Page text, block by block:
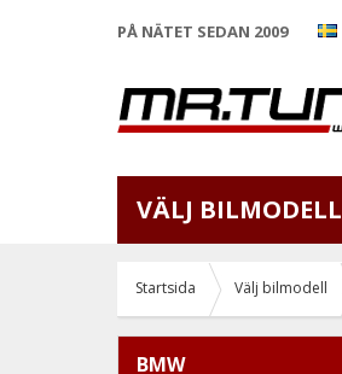
PÅ NÄTET SEDAN 2009
VÄLJ BILMODELL
Startsida Välj bilmodell
BMW